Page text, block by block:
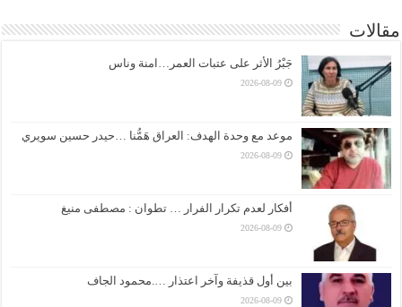
مقالات
جَبْرُ الأثر على عتبات العمر…امنة وناس
2026-08-09
موعد مع وحدة الهدف: العراق هَمُّنا …حيدر حسين سويري
2026-08-09
أفكار لعدم تكرار الفرار … تطوان : مصطفى منيغ
2026-08-09
بين أول قذيفة وآخر اعتذار ….محمود الجاف
2026-08-09